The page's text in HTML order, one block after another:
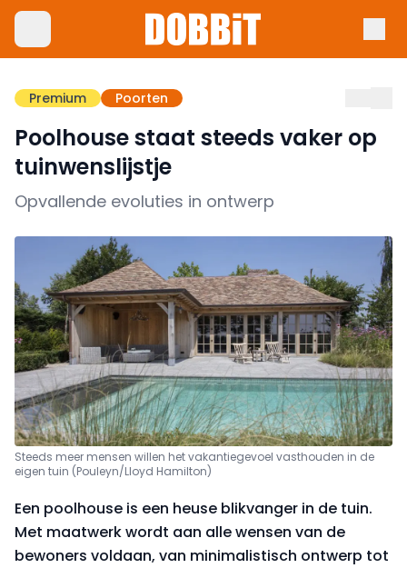
Premium Poorten
Poolhouse staat steeds vaker op
tuinwenslijstje
Opvallende evoluties in ontwerp
Steeds meer mensen willen het vakantiegevoel vasthouden in de
eigen tuin (Pouleyn/Lloyd Hamilton)
Een poolhouse is een heuse blikvanger in de tuin.
Met maatwerk wordt aan alle wensen van de
bewoners voldaan, van minimalistisch ontwerp tot